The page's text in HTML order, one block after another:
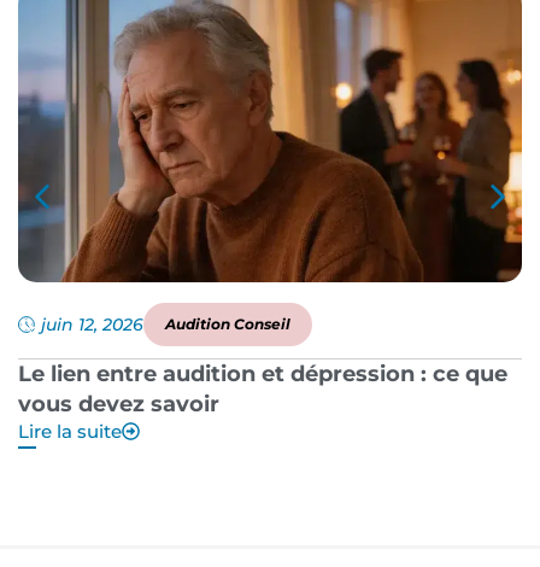
juin 12, 2026 Audition Conseil
Le lien entre audition et dépression : ce que
vous devez savoir
Lire la suite